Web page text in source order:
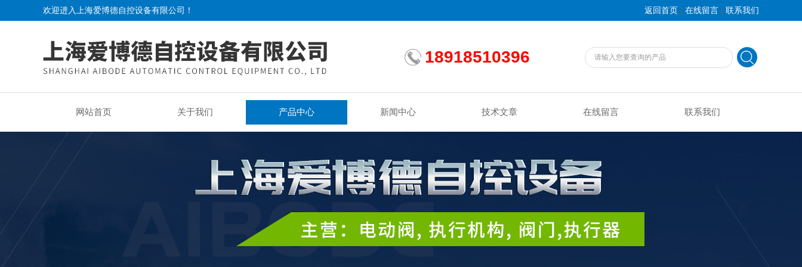
欢迎进入上海爱博德自控设备有限公司！ 返回首页 | 在线留言 | 联系我们
18918510396
网站首页 关于我们 产品中心 新闻中心 技术文章 在线留言 联系我们